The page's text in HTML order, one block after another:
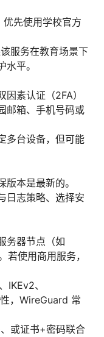
先使用学校官方
服务在教育场景下
平。
素认证（2FA）
邮箱、手机号码或
多台设备，但可能
本是最新的。
日志策略、选择安
务器节点（如
使用商用服务，
IKEv2、
，WireGuard 常
或证书+密码联合